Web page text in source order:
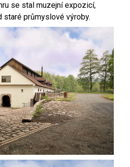
se stal muzejní expozicí,
staré průmyslové výroby.